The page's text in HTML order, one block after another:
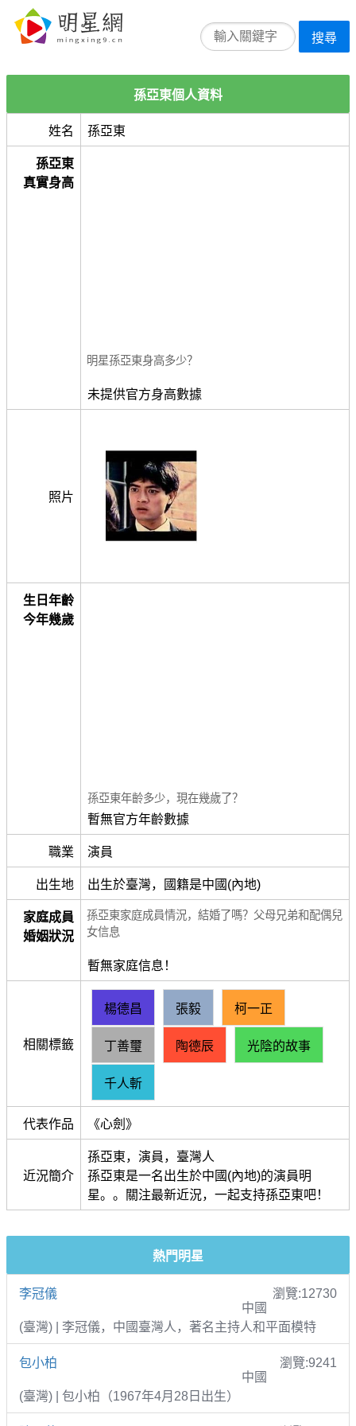
搜尋
孫亞東個人資料
姓名 孫亞東
孫亞東
真實身高
明星孫亞東身高多少？
未提供官方身高數據
照片
生日年齡
今年幾歲
孫亞東年齡多少，現在幾歲了？
暫無官方年齡數據
職業 演員
出生地 出生於臺灣，國籍是中國(內地)
家庭成員
婚姻狀況
孫亞東家庭成員情況，結婚了嗎？父母兄弟和配偶兒
女信息
暫無家庭信息！
相關標籤
楊德昌 張毅 柯一正
丁善璽 陶德辰 光陰的故事
千人斬
代表作品 《心劍》
近況簡介
孫亞東，演員，臺灣人
孫亞東是一名出生於中國(內地)的演員明
星。。關注最新近況，一起支持孫亞東吧！
熱門明星
李冠儀
瀏覽:12730
中國
(臺灣) | 李冠儀，中國臺灣人，著名主持人和平面模特
包小柏
瀏覽:9241
中國
(臺灣) | 包小柏（1967年4月28日出生）